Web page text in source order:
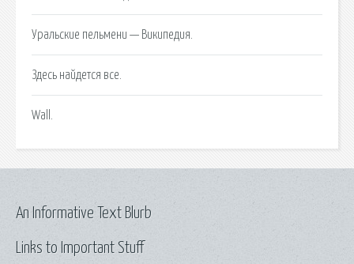
Уральские пельмени — Википедия.
Здесь найдется все.
Wall.
Links to Important Stuff
An Informative Text Blurb